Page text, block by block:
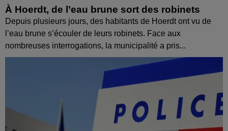
À Hoerdt, de l’eau brune sort des robinets
Depuis plusieurs jours, des habitants de Hoerdt ont vu de
l’eau brune s’écouler de leurs robinets. Face aux
nombreuses interrogations, la municipalité a pris...